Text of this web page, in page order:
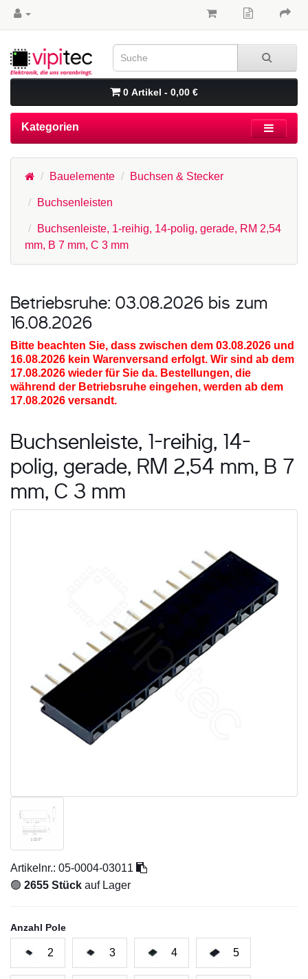
0 Artikel - 0,00 €
Kategorien
Bauelemente Buchsen & Stecker
Buchsenleisten
Buchsenleiste, 1-reihig, 14-polig, gerade, RM 2,54
mm, B 7 mm, C 3 mm
Betriebsruhe: 03.08.2026 bis zum
16.08.2026
Bitte beachten Sie, dass zwischen dem 03.08.2026 und
16.08.2026 kein Warenversand erfolgt. Wir sind ab dem
17.08.2026 wieder für Sie da. Bestellungen, die
während der Betriebsruhe eingehen, werden ab dem
17.08.2026 versandt.
Buchsenleiste, 1-reihig, 14-
polig, gerade, RM 2,54 mm, B 7
mm, C 3 mm
Artikelnr.: 05-0004-03011
🟢 2655 Stück auf Lager
Anzahl Pole
2 3 4 5